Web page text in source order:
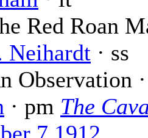
Red Roan
Neihardt · ss
Observation
· pm The